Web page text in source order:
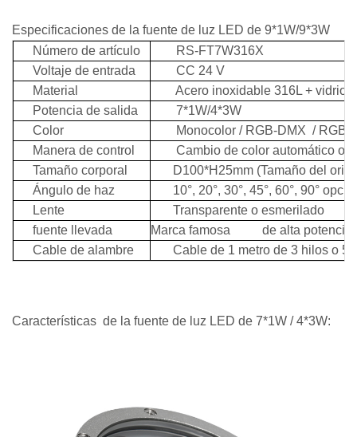
Especificaciones de la fuente de luz LED de 9*1W/9*3W
Número de artículo
RS-FT7W316X
Voltaje de entrada
CC 24 V
Material
Acero inoxidable 316L + vidrio
Potencia de salida
7*1W/4*3W
Color
Monocolor / RGB-DMX /
Manera de control
Cambio de color automático o
Tamaño corporal
D100*H25mm (Tamaño del
Ángulo de haz
10°, 20°, 30°, 45°, 60°, 90°
Lente
Transparente o esmerilado
fuente llevada
Marca famosa
de alta potencia
Cable de alambre
Cable de 1 metro de 3 hilos o 5
Características de la fuente de luz LED de 7*1W / 4*3W: